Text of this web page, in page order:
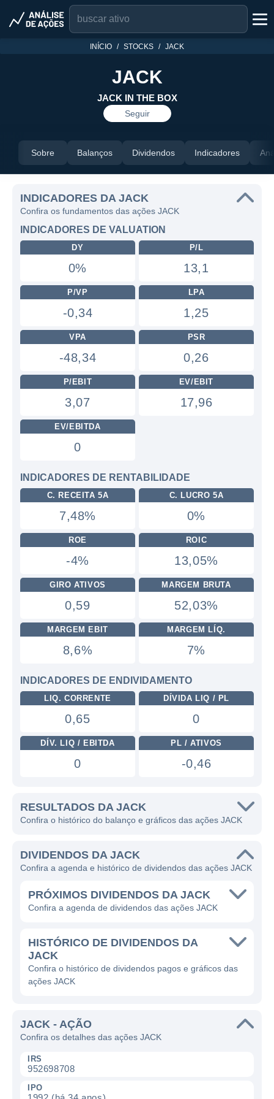
INÍCIO STOCKS JACK
JACK
JACK IN THE BOX
Seguir
Sobre Balanços Dividendos Indicadores
INDICADORES DA JACK
Confira os fundamentos das ações JACK
INDICADORES DE VALUATION
DY
0%
P/L
13,1
P/VP
-0,34
LPA
1,25
VPA
-48,34
PSR
0,26
P/EBIT
3,07
EV/EBIT
17,96
EV/EBITDA
0
INDICADORES DE RENTABILIDADE
C. RECEITA 5A
7,48%
C. LUCRO 5A
0%
ROE
-4%
ROIC
13,05%
GIRO ATIVOS
0,59
MARGEM BRUTA
52,03%
MARGEM EBIT
8,6%
MARGEM LÍQ.
7%
INDICADORES DE ENDIVIDAMENTO
LIQ. CORRENTE
0,65
DÍVIDA LIQ / PL
0
DÍV. LIQ / EBITDA
0
PL / ATIVOS
-0,46
RESULTADOS DA JACK
Confira o histórico do balanço e gráficos das ações JACK
DIVIDENDOS DA JACK
Confira a agenda e histórico de dividendos das ações JACK
PRÓXIMOS DIVIDENDOS DA JACK
Confira a agenda de dividendos das ações JACK
HISTÓRICO DE DIVIDENDOS DA
JACK
Confira o histórico de dividendos pagos e gráficos das
ações JACK
JACK - AÇÃO
Confira os detalhes das ações JACK
IRS
952698708
IPO